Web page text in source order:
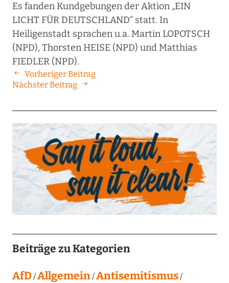
Es fanden Kundgebungen der Aktion „EIN
LICHT FÜR DEUTSCHLAND“ statt. In
Heiligenstadt sprachen u.a. Martin LOPOTSCH
(NPD), Thorsten HEISE (NPD) und Matthias
FIEDLER (NPD).
Vorheriger Beitrag
Nächster Beitrag
Beiträge zu Kategorien
AfD Allgemein Antisemitismus